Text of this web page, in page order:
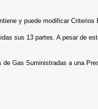
y puede modificar Criterios
sus 13 partes. A pesar de
Gas Suministradas a una